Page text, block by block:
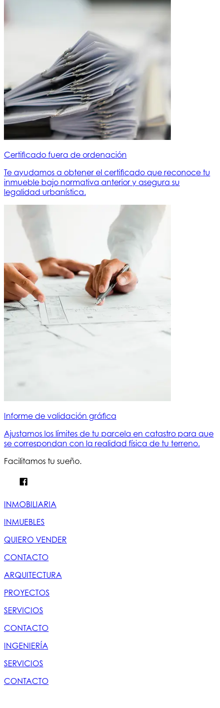
Certificado fuera de ordenación
Te ayudamos a obtener el certificado que reconoce tu
inmueble bajo normativa anterior y asegura su
legalidad urbanística.
Informe de validación gráfica
Ajustamos los límites de tu parcela en catastro para que
se correspondan con la realidad física de tu terreno.
Facilitamos tu sueño.
INMOBILIARIA
INMUEBLES
QUIERO VENDER
CONTACTO
ARQUITECTURA
PROYECTOS
SERVICIOS
CONTACTO
INGENIERÍA
SERVICIOS
CONTACTO